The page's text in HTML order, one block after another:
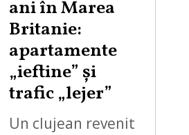
ani în Marea
Britanie:
apartamente
„ieftine” și
trafic „lejer”
Un clujean revenit